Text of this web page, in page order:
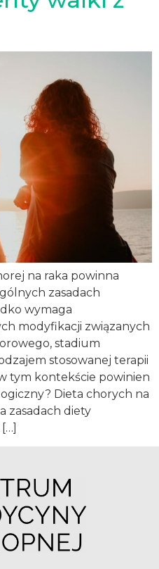
na raka powinna
zasadach
wymaga
modyfikacji związanych
stadium
stosowanej terapii
tym kontekście powinien
Dieta chorych na
zasadach diety